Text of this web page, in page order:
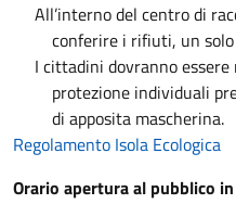
All’interno del centro di
conferire i rifiuti, un
I cittadini dovranno
protezione individuali
di apposita mascherina.
Regolamento Isola Ecologica
Orario apertura al pubblico